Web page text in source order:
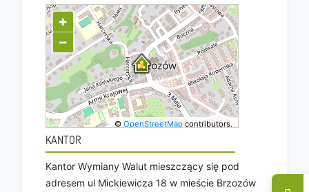
+
−
©OpenStreetMapcontributors.
KANTOR
Kantor Wymiany Walut mieszczący się pod
adresem ul Mickiewicza 18 w mieście Brzozów